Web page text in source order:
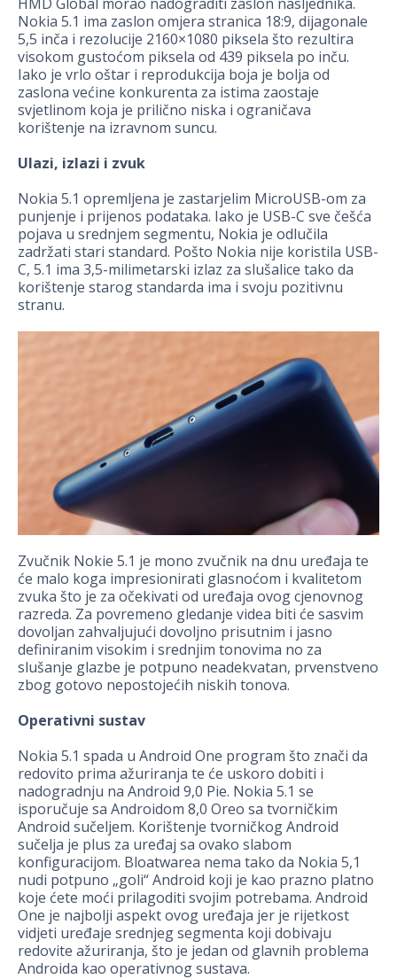
Nokia 5.1 ima zaslon omjera stranica 18:9, dijagonale
5,5 inča i rezolucije 2160×1080 piksela što rezultira
visokom gustoćom piksela od 439 piksela po inču.
Iako je vrlo oštar i reprodukcija boja je bolja od
zaslona većine konkurenta za istima zaostaje
svjetlinom koja je prilično niska i ograničava
korištenje na izravnom suncu.
Ulazi, izlazi i zvuk
Nokia 5.1 opremljena je zastarjelim MicroUSB-om za
punjenje i prijenos podataka. Iako je USB-C sve češća
pojava u srednjem segmentu, Nokia je odlučila
zadržati stari standard. Pošto Nokia nije koristila USB-
C, 5.1 ima 3,5-milimetarski izlaz za slušalice tako da
korištenje starog standarda ima i svoju pozitivnu
stranu.
Zvučnik Nokie 5.1 je mono zvučnik na dnu uređaja te
će malo koga impresionirati glasnoćom i kvalitetom
zvuka što je za očekivati od uređaja ovog cjenovnog
razreda. Za povremeno gledanje videa biti će sasvim
dovoljan zahvaljujući dovoljno prisutnim i jasno
definiranim visokim i srednjim tonovima no za
slušanje glazbe je potpuno neadekvatan, prvenstveno
zbog gotovo nepostojećih niskih tonova.
Operativni sustav
Nokia 5.1 spada u Android One program što znači da
redovito prima ažuriranja te će uskoro dobiti i
nadogradnju na Android 9,0 Pie. Nokia 5.1 se
isporučuje sa Androidom 8,0 Oreo sa tvorničkim
Android sučeljem. Korištenje tvorničkog Android
sučelja je plus za uređaj sa ovako slabom
konfiguracijom. Bloatwarea nema tako da Nokia 5,1
nudi potpuno „goli“ Android koji je kao prazno platno
koje ćete moći prilagoditi svojim potrebama. Android
One je najbolji aspekt ovog uređaja jer je rijetkost
vidjeti uređaje srednjeg segmenta koji dobivaju
redovite ažuriranja, što je jedan od glavnih problema
Androida kao operativnog sustava.